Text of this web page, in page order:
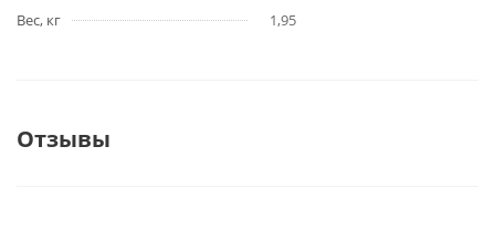
Вес, кг
1,95
Отзывы